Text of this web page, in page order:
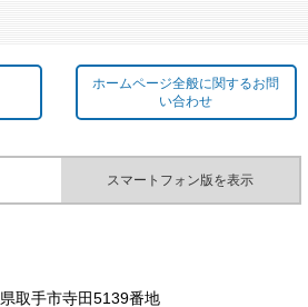
ホームページ全般に関するお問
い合わせ
スマートフォン版を表示
取手市寺田5139番地